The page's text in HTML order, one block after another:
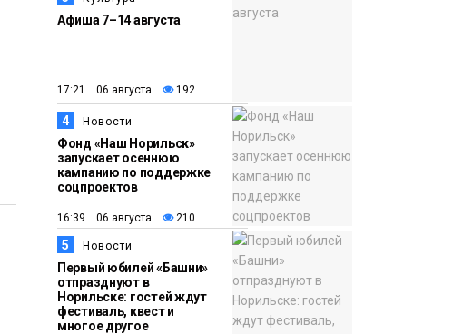
базу «Оль-Гуль»
12:25
Медиакомпании
Барнаул обошёл
Красноярск в
списке городов,
откуда приехали
норильчане
Афиша 7–14 августа
17:21 06 августа 192
4 Новости
Фонд «Наш Норильск»
запускает осеннюю
кампанию по поддержке
соцпроектов
16:39 06 августа 210
5 Новости
Первый юбилей «Башни»
отпразднуют в
Норильске: гостей ждут
фестиваль, квест и
многое другое